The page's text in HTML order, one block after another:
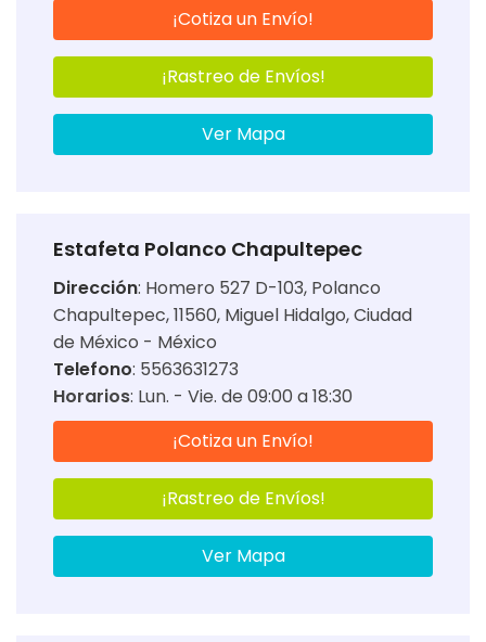
¡Cotiza un Envío!
¡Rastreo de Envíos!
Ver Mapa
Estafeta Polanco Chapultepec
Dirección: Homero 527 D-103, Polanco
Chapultepec, 11560, Miguel Hidalgo, Ciudad
de México - México
Telefono: 5563631273
Horarios: Lun. - Vie. de 09:00 a 18:30
¡Cotiza un Envío!
¡Rastreo de Envíos!
Ver Mapa